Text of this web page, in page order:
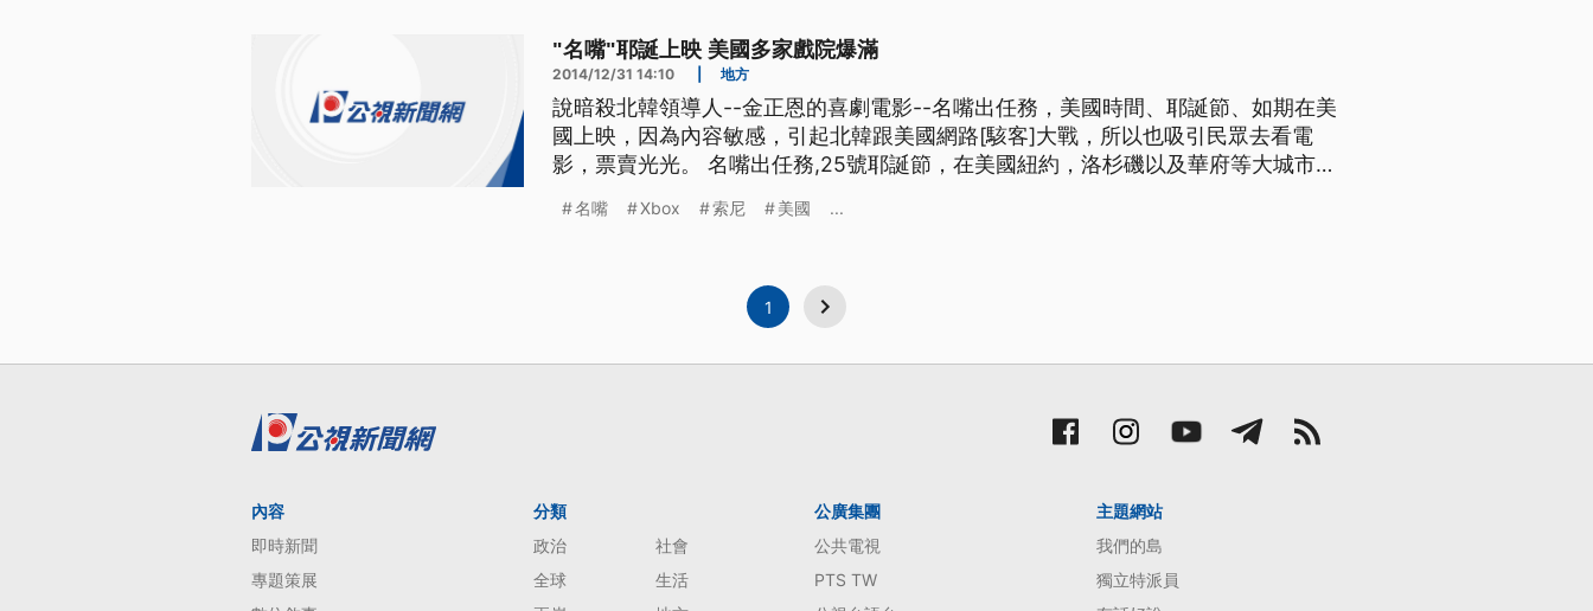
"名嘴"耶誕上映 美國多家戲院爆滿
2014/12/31 14:10 地方
說暗殺北韓領導人--金正恩的喜劇電影--名嘴出任務，美國時間、耶誕節、如期在美
國上映，因為內容敏感，引起北韓跟美國網路[駭客]大戰，所以也吸引民眾去看電
影，票賣光光。 名嘴出任務,25號耶誕節，在美國紐約，洛杉磯以及華府等大城市的
== 我很喜歡這部片，我絕對能想像為何大家都認為這部片有侮辱意味，但你也知
名嘴 Xbox 索尼 美國 ...
1
內容
即時新聞
專題策展
分類
政治
社會
全球
生活
公廣集團
公共電視
PTS TW
主題網站
我們的島
獨立特派員